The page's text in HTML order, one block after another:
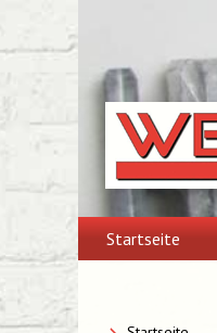
content
Startseite